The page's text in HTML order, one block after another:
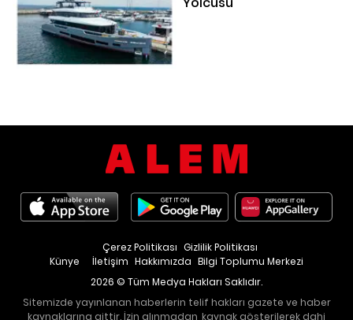
Künye İletişim Hakkımızda Bilgi Toplumu Merkezi
Çerez Politikası Gizlilik Politikası
2026 © Tüm Medya Hakları Saklıdır.
Sitemizde yayınlanan haberlerin telif hakları gazete ve haber
kaynaklarına aittir. İzin alınmadan, kaynak gösterilerek dahi